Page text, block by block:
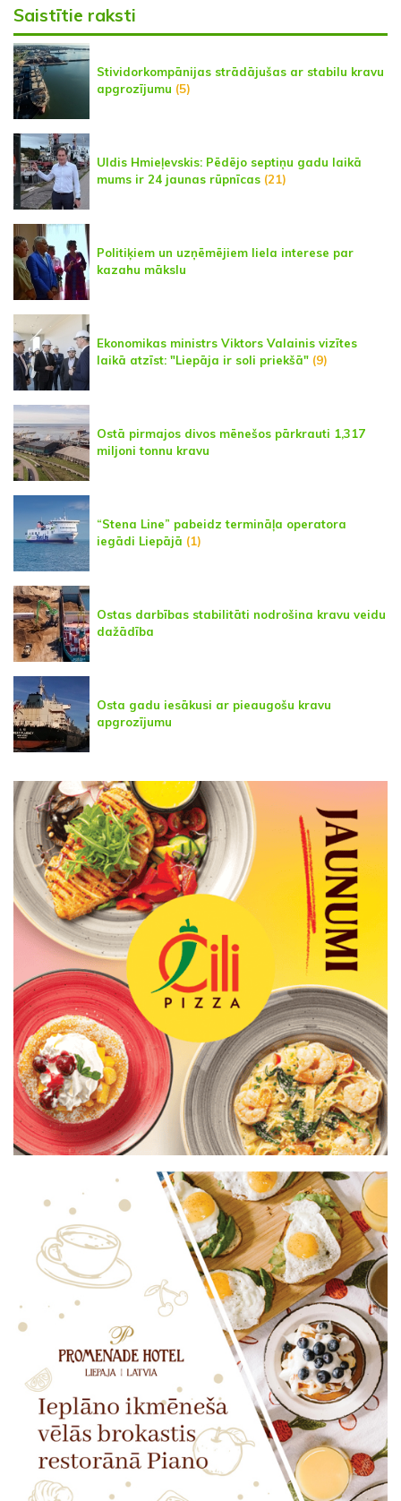
Saistītie raksti
Stividorkompānijas strādājušas ar stabilu kravu
apgrozījumu (5)
Uldis Hmieļevskis: Pēdējo septiņu gadu laikā
mums ir 24 jaunas rūpnīcas (21)
Politiķiem un uzņēmējiem liela interese par
kazahu mākslu
Ekonomikas ministrs Viktors Valainis vizītes
laikā atzīst: "Liepāja ir soli priekšā" (9)
Ostā pirmajos divos mēnešos pārkrauti 1,317
miljoni tonnu kravu
“Stena Line” pabeidz termināļa operatora
iegādi Liepājā (1)
Ostas darbības stabilitāti nodrošina kravu veidu
dažādība
Osta gadu iesākusi ar pieaugošu kravu
apgrozījumu